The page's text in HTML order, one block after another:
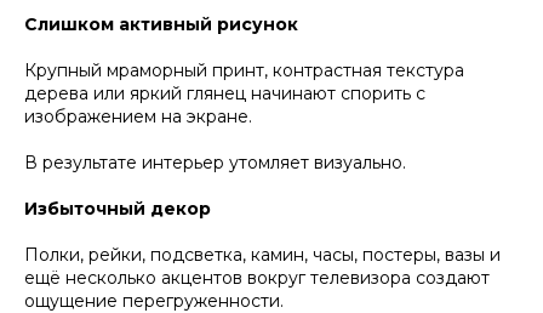
Слишком активный рисунок
Крупный мраморный принт, контрастная текстура
дерева или яркий глянец начинают спорить с
изображением на экране.
В результате интерьер утомляет визуально.
Избыточный декор
Полки, рейки, подсветка, камин, часы, постеры, вазы и
ещё несколько акцентов вокруг телевизора создают
ощущение перегруженности.